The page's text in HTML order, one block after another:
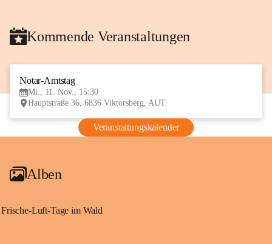
Kommende Veranstaltungen
Notar-Amtstag
Mi., 11. Nov., 15:30
Hauptstraße 36, 6836 Viktorsberg, AUT
Veranstaltungskalender
Alben
Frische-Luft-Tage im Wald